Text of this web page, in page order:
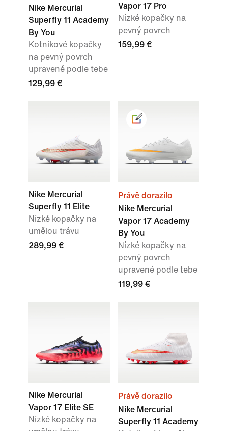
Nike Mercurial
Superfly 11 Academy
By You
Kotníkové kopačky
na pevný povrch
upravené podle tebe
129,99 €
Vapor 17 Pro
Nízké kopačky na
pevný povrch
159,99 €
Nike Mercurial
Superfly 11 Elite
Nízké kopačky na
umělou trávu
289,99 €
Právě dorazilo
Nike Mercurial
Vapor 17 Academy
By You
Nízké kopačky na
pevný povrch
upravené podle tebe
119,99 €
Nike Mercurial
Vapor 17 Elite SE
Nízké kopačky na
Právě dorazilo
Nike Mercurial
Superfly 11 Academy